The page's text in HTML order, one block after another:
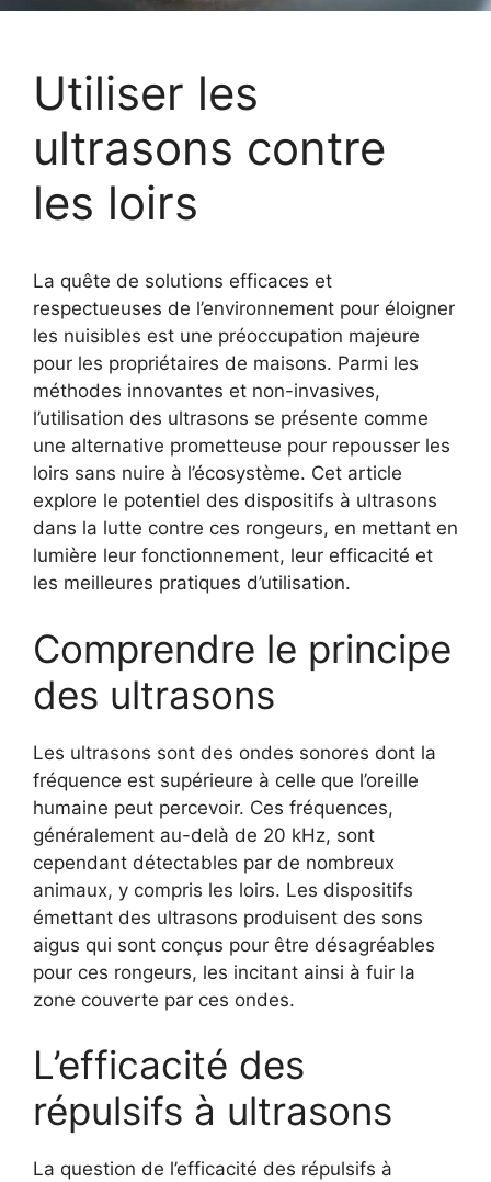
Utiliser les
ultrasons contre
les loirs
La quête de solutions efficaces et
respectueuses de l’environnement pour éloigner
les nuisibles est une préoccupation majeure
pour les propriétaires de maisons. Parmi les
méthodes innovantes et non-invasives,
l’utilisation des ultrasons se présente comme
une alternative prometteuse pour repousser les
loirs sans nuire à l’écosystème. Cet article
explore le potentiel des dispositifs à ultrasons
dans la lutte contre ces rongeurs, en mettant en
lumière leur fonctionnement, leur efficacité et
les meilleures pratiques d’utilisation.
Comprendre le principe
des ultrasons
Les ultrasons sont des ondes sonores dont la
fréquence est supérieure à celle que l’oreille
humaine peut percevoir. Ces fréquences,
généralement au-delà de 20 kHz, sont
cependant détectables par de nombreux
animaux, y compris les loirs. Les dispositifs
émettant des ultrasons produisent des sons
aigus qui sont conçus pour être désagréables
pour ces rongeurs, les incitant ainsi à fuir la
zone couverte par ces ondes.
L’efficacité des
répulsifs à ultrasons
La question de l’efficacité des répulsifs à